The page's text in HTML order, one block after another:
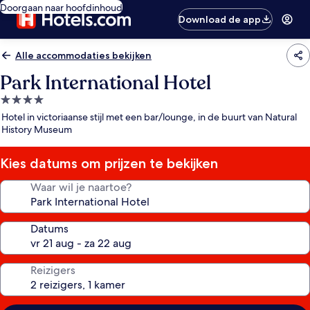
Doorgaan naar hoofdinhoud
Download de app
Alle accommodaties bekijken
Park International Hotel
4.0-
sterrenaccommodatie
Hotel in victoriaanse stijl met een bar/lounge, in de buurt van Natural
History Museum
Kies datums om prijzen te bekijken
Waar wil je naartoe?
Datums
Reizigers